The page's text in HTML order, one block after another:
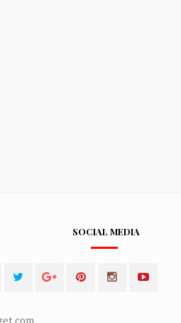
SOCIAL MEDIA